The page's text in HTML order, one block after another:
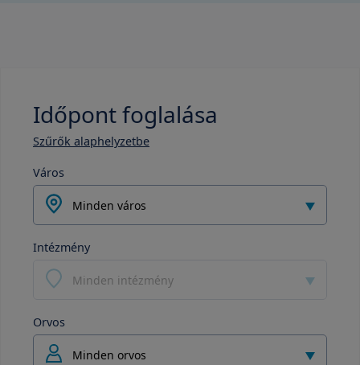
Időpont foglalása
Szűrők alaphelyzetbe
Város
Minden város
Intézmény
Minden intézmény
Orvos
Minden orvos